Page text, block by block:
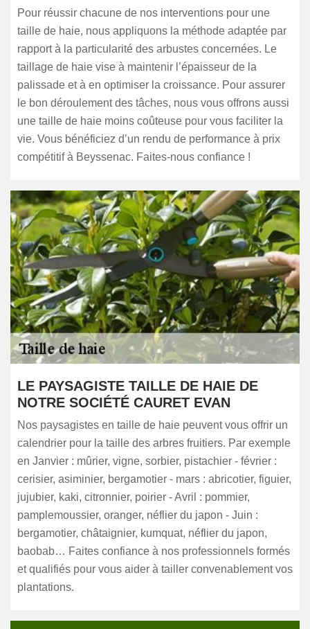
Pour réussir chacune de nos interventions pour une
taille de haie, nous appliquons la méthode adaptée par
rapport à la particularité des arbustes concernées. Le
taillage de haie vise à maintenir l’épaisseur de la
palissade et à en optimiser la croissance. Pour assurer
le bon déroulement des tâches, nous vous offrons aussi
une taille de haie moins coûteuse pour vous faciliter la
vie. Vous bénéficiez d’un rendu de performance à prix
compétitif à Beyssenac. Faites-nous confiance !
LE PAYSAGISTE TAILLE DE HAIE DE
NOTRE SOCIÉTÉ CAURET EVAN
Nos paysagistes en taille de haie peuvent vous offrir un
calendrier pour la taille des arbres fruitiers. Par exemple
en Janvier : mûrier, vigne, sorbier, pistachier - février :
cerisier, asiminier, bergamotier - mars : abricotier, figuier,
jujubier, kaki, citronnier, poirier - Avril : pommier,
pamplemoussier, oranger, néflier du japon - Juin :
bergamotier, châtaignier, kumquat, néflier du japon,
baobab… Faites confiance à nos professionnels formés
et qualifiés pour vous aider à tailler convenablement vos
plantations.